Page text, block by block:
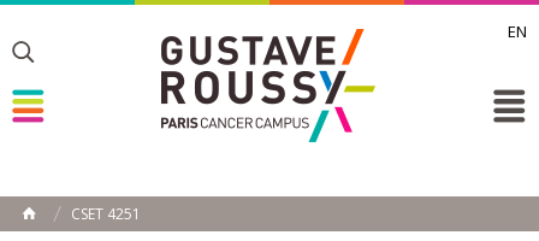
EN
Toggle
Toggle
ACCUEIL
CSET 4251